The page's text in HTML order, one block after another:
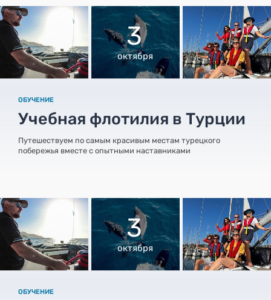
3
октября
ОБУЧЕНИЕ
Учебная флотилия в Турции
Путешествуем по самым красивым местам турецкого
побережья вместе с опытными наставниками
3
октября
ОБУЧЕНИЕ